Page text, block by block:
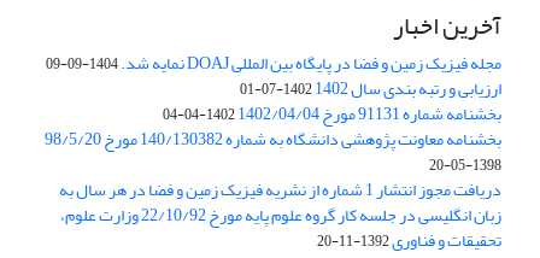
آخرین اخبار
مجله فیزیک زمین و فضا در پایگاه بین المللی DOAJ نمایه شد. 1404-09-09
ارزیابی و رتبه بندی سال 1402 1402-07-01
بخشنامه شماره 91131 مورخ 1402/04/04 1402-04-04
بخشنامه معاونت پژوهشی دانشگاه به شماره 140/130382 مورخ 98/5/20
1398-05-20
دریافت مجوز انتشار 1 شماره از نشریه فیزیک زمین و فضا در هر سال به
زبان انگلیسی در جلسه کار گروه علوم پایه مورخ 22/10/92 وزارت علوم،
تحقیقات و فناوری1392-11-20